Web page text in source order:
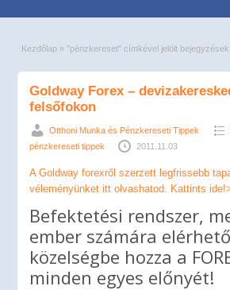
Kezdőlap » "pénzkereset" címkével jelölt bejegyzések
Goldway Forex –
felsőfokon
Otthoni Munka és Pénzkereseti Tippek
pénzkereseti tippek
2011.11.03
A Goldway forexről szerzett legfrissebb
véleményünket itt olvashatod. Kattints
Befektetési rendszer,
ember számára elérhető
közelségbe hozza a
minden egyes előnyét!